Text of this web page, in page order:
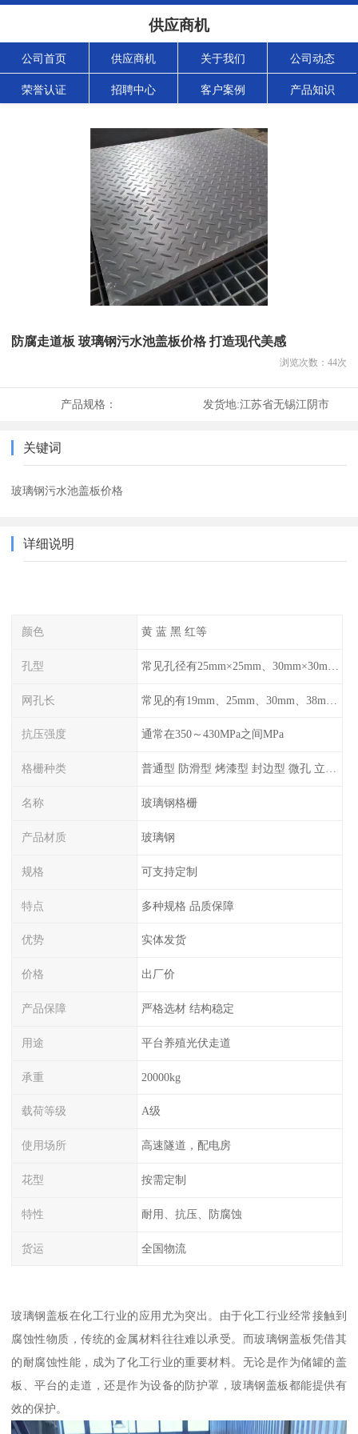
供应商机
公司首页 供应商机 关于我们 公司动态
荣誉认证 招聘中心 客户案例 产品知识
防腐走道板 玻璃钢污水池盖板价格 打造现代美感
浏览次数： 44次
产品规格： 发货地:江苏省无锡江阴市
关键词
玻璃钢污水池盖板价格
详细说明
颜色 黄 蓝 黑 红等
孔型
网孔长
抗压强度 通常在350～430MPa之间MPa
格栅种类 普通型 防滑型 ‌烤漆型 封边型 ‌微孔 立体 加砂覆面型 平面型
名称 玻璃钢格栅
产品材质 玻璃钢
规格 可支持定制
特点 多种规格 品质保障
优势 实体发货
价格 出厂价
产品保障 严格选材 结构稳定
用途 平台养殖光伏走道
承重 20000kg
载荷等级 A级
使用场所 高速隧道，配电房
花型 按需定制
特性 耐用、抗压、防腐蚀
货运 全国物流
玻璃钢盖板在化工行业的应用尤为突出。由于化工行业经常接触到
腐蚀性物质，传统的金属材料往往难以承受。而玻璃钢盖板凭借其
的耐腐蚀性能，成为了化工行业的重要材料。无论是作为储罐的盖
板、平台的走道，还是作为设备的防护罩，玻璃钢盖板都能提供有
效的保护。